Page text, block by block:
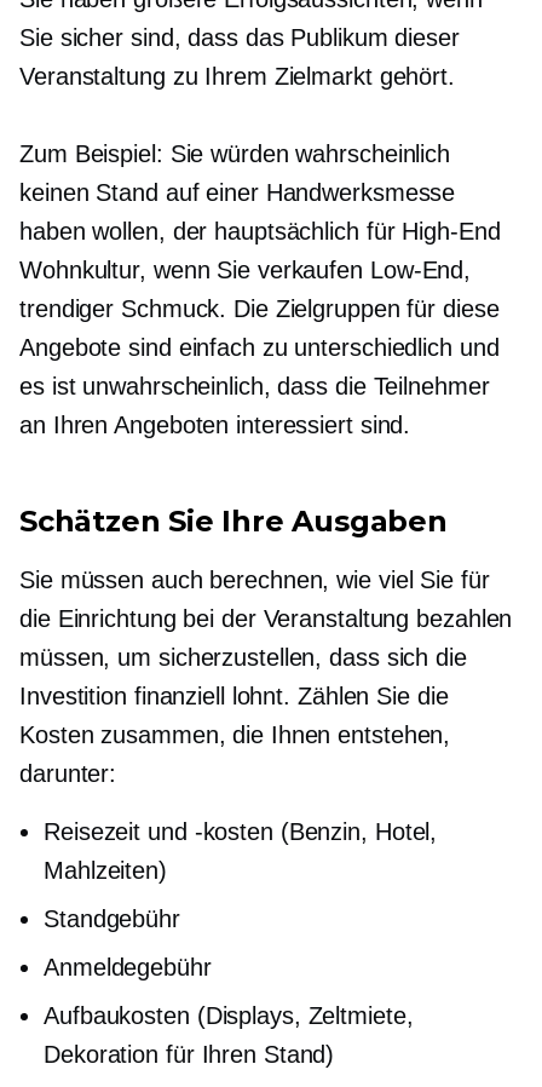
Sie sicher sind, dass das Publikum dieser
Veranstaltung zu Ihrem Zielmarkt gehört.
Zum Beispiel: Sie würden wahrscheinlich
keinen Stand auf einer Handwerksmesse
haben wollen, der hauptsächlich für High-End
Wohnkultur, wenn Sie verkaufen Low-End,
trendiger Schmuck. Die Zielgruppen für diese
Angebote sind einfach zu unterschiedlich und
es ist unwahrscheinlich, dass die Teilnehmer
an Ihren Angeboten interessiert sind.
Schätzen Sie Ihre Ausgaben
Sie müssen auch berechnen, wie viel Sie für
die Einrichtung bei der Veranstaltung bezahlen
müssen, um sicherzustellen, dass sich die
Investition finanziell lohnt. Zählen Sie die
Kosten zusammen, die Ihnen entstehen,
darunter:
Reisezeit und -kosten (Benzin, Hotel,
Mahlzeiten)
Standgebühr
Anmeldegebühr
Aufbaukosten (Displays, Zeltmiete,
Dekoration für Ihren Stand)